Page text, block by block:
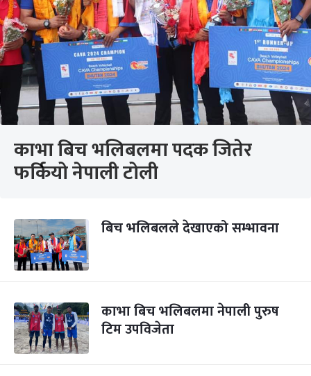
काभा बिच भलिबलमा पदक जितेर
फर्कियो नेपाली टोली
बिच भलिबलले देखाएको सम्भावना
काभा बिच भलिबलमा नेपाली पुरुष
टिम उपविजेता